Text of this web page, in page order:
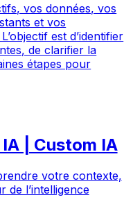
vos données, vos
et vos
est d’identifier
de clarifier la
étapes pour
| Custom IA
votre contexte,
de l’intelligence